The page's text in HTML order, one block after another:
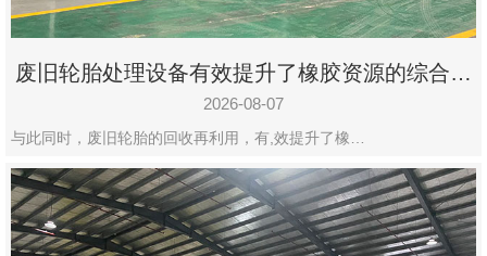
九
设
有
限
公
废旧轮胎处理设备有效提升了橡胶资源的综合利
用率
2026-08-07
与此同时，废旧轮胎的回收再利用，有,效提升了橡…